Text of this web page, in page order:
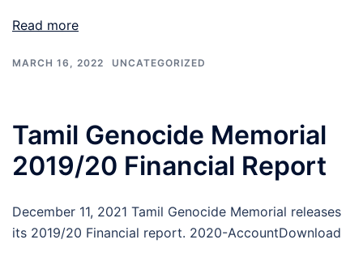
Read more
MARCH 16, 2022 UNCATEGORIZED
Tamil Genocide Memorial
2019/20 Financial Report
December 11, 2021 Tamil Genocide Memorial releases
its 2019/20 Financial report. 2020-AccountDownload